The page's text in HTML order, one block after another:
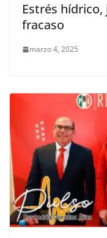
Estrés
fracaso
marzo 4, 2025